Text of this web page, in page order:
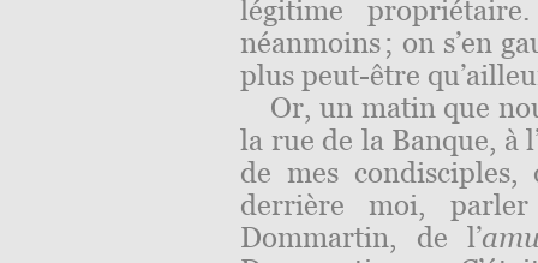
légitime
néanmoins ; on s’en
plus peut-être
Or, un matin que
la rue de la Banque, à
de mes
derrière moi,
Dommartin, de l’